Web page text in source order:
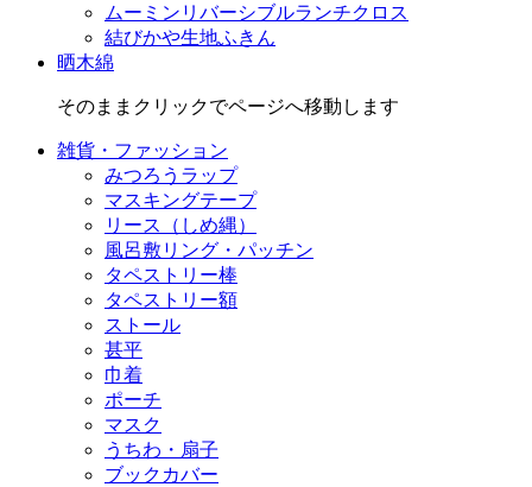
ムーミンリバーシブルランチクロス
結びかや生地ふきん
晒木綿
そのままクリックでページへ移動します
雑貨・ファッション
みつろうラップ
マスキングテープ
リース（しめ縄）
風呂敷リング・パッチン
タペストリー棒
タペストリー額
ストール
甚平
巾着
ポーチ
マスク
うちわ・扇子
ブックカバー